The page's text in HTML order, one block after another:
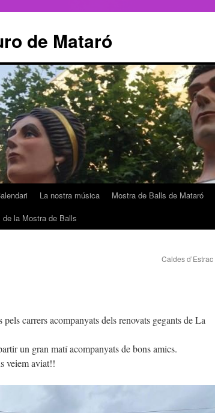
de Mataró
La nostra música Mostra de Balls de Mataró
de la Mostra de Balls
Caldes d’Estrac
carrers acompanyats dels renovats gegants de La
un gran matí acompanyats de bons amics.
veiem aviat!!